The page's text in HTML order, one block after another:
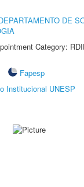
DE
Category:
Fapesp
Institucional UNESP